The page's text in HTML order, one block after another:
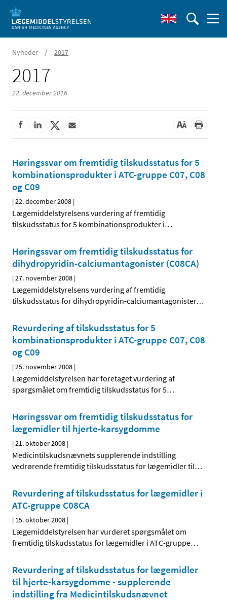
Nyheder / 2017
2017
22. december 2016
Høringssvar om fremtidig tilskudsstatus for 5
kombinationsprodukter i ATC-gruppe C07, C08
og C09
|22. december 2008 |
Lægemiddelstyrelsens vurdering af fremtidig
tilskudsstatus for 5 kombinationsprodukter i…
Høringssvar om fremtidig tilskudsstatus for
dihydropyridin-calciumantagonister (C08CA)
|27. november 2008 |
Lægemiddelstyrelsens vurdering af fremtidig
tilskudsstatus for dihydropyridin-calciumantagonister…
Revurdering af tilskudsstatus for 5
kombinationsprodukter i ATC-gruppe C07, C08
og C09
|25. november 2008 |
Lægemiddelstyrelsen har foretaget vurdering af
spørgsmålet om fremtidig tilskudsstatus for 5…
Høringssvar om fremtidig tilskudsstatus for
lægemidler til hjerte-karsygdomme
|21. oktober 2008 |
Medicintilskudsnævnets supplerende indstilling
vedrørende fremtidig tilskudsstatus for lægemidler til…
Revurdering af tilskudsstatus for lægemidler i
ATC-gruppe C08CA
| 15. oktober 2008 |
Lægemiddelstyrelsen har vurderet spørgsmålet om
fremtidig tilskudsstatus for lægemidler i ATC-gruppe…
Revurdering af tilskudsstatus for lægemidler
til hjerte-karsygdomme - supplerende
indstilling fra Medicintilskudsnævnet